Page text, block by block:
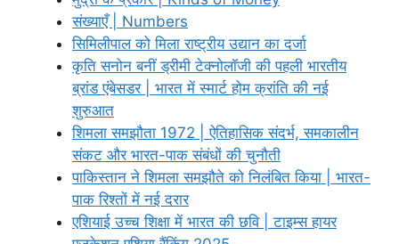
संख्याएँ | Numbers
सिमिलीपाल को मिला राष्ट्रीय उद्यान का दर्जा
कृति सनोन बनीं ड्रीमी टेक्नोलॉजी की पहली भारतीय
ब्रांड एंबेसडर | भारत में स्मार्ट होम क्रांति की नई
शुरुआत
शिमला समझौता 1972 | ऐतिहासिक संदर्भ, समकालीन
संकट और भारत-पाक संबंधों की चुनौती
पाकिस्तान ने शिमला समझौते को निलंबित किया | भारत-
पाक रिश्तों में नई दरार
एशियाई उच्च शिक्षा में भारत की छवि | टाइम्स हायर